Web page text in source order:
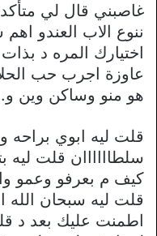
غاصبني قال لي
ننوع الاب العندو
اختيارك المره د
عاوزة اجرب حب
هو منو وساكن وين
قلت ليه ابوي براحه
سلطاااااان قلت ليه
كيف م بعرفو وعمو
قلت ليه سبحان الله
اطمنت عليك بعد د